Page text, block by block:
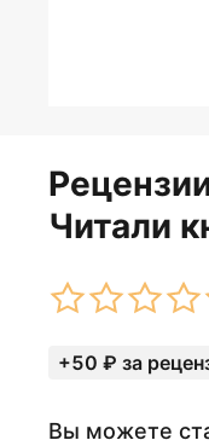
Читали
+50 ₽ за
Вы можете